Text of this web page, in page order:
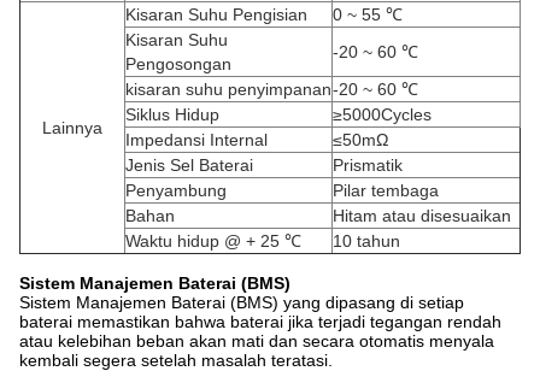
Lainnya
Kisaran Suhu Pengisian
0 ~ 55 ℃
Kisaran Suhu
Pengosongan
-20 ~ 60 ℃
kisaran suhu penyimpanan-20 ~ 60 ℃
Siklus Hidup
≥5000Cycles
Impedansi Internal
≤50mΩ
Jenis Sel Baterai
Prismatik
Penyambung
Pilar tembaga
Bahan
Hitam atau disesuaikan
Waktu hidup @ + 25 ℃
10 tahun
Sistem Manajemen Baterai (BMS)
Sistem Manajemen Baterai (BMS) yang dipasang di setiap
baterai memastikan bahwa baterai jika terjadi tegangan rendah
atau kelebihan beban akan mati dan secara otomatis menyala
kembali segera setelah masalah teratasi.